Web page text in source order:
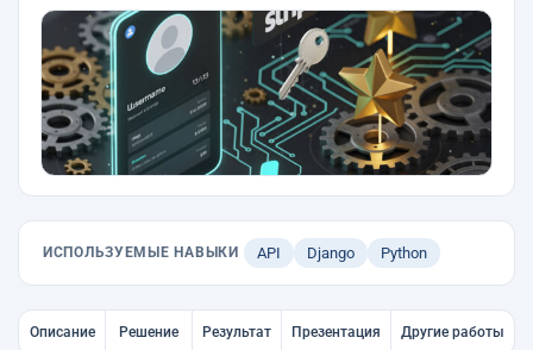
ИСПОЛЬЗУЕМЫЕ НАВЫКИ API Django Python
Описание Решение Результат Презентация Другие работы